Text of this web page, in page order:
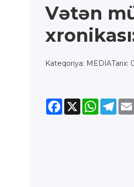
Vətən
Kateqoriya: MEDİATarix:
Facebook
X WhatsApp